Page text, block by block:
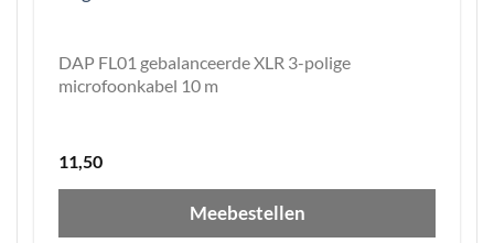
DAP FL01 gebalanceerde XLR 3-polige
microfoonkabel 10 m
11,50
Meebestellen